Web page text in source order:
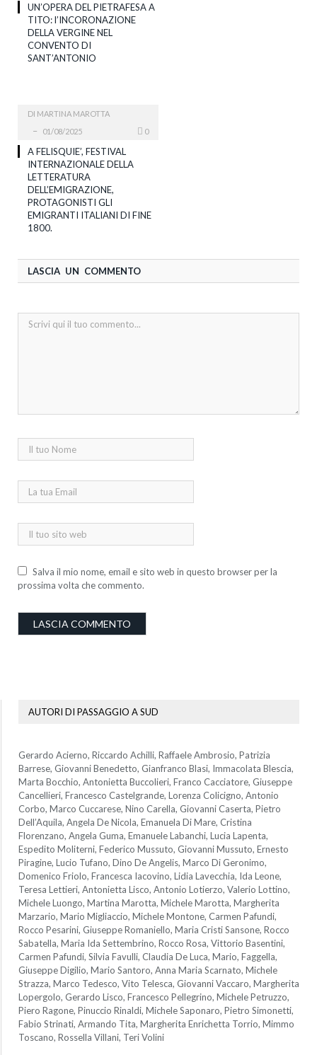
UN’OPERA DEL PIETRAFESA A
TITO: l’INCORONAZIONE
DELLA VERGINE NEL
CONVENTO DI
SANT’ANTONIO
DI MARTINA MAROTTA
01/08/2025
0
A FELISQUIE’, FESTIVAL
INTERNAZIONALE DELLA
LETTERATURA
DELL’EMIGRAZIONE,
PROTAGONISTI GLI
EMIGRANTI ITALIANI DI FINE
1800.
LASCIA UN COMMENTO
Salva il mio nome, email e sito web in questo browser per la
prossima volta che commento.
AUTORI DI PASSAGGIO A SUD
Gerardo Acierno, Riccardo Achilli, Raffaele Ambrosio, Patrizia
Barrese, Giovanni Benedetto, Gianfranco Blasi, Immacolata Blescia,
Marta Bocchio, Antonietta Buccolieri, Franco Cacciatore, Giuseppe
Cancellieri, Francesco Castelgrande, Lorenza Colicigno, Antonio
Corbo, Marco Cuccarese, Nino Carella, Giovanni Caserta, Pietro
Dell’Aquila, Angela De Nicola, Emanuela Di Mare, Cristina
Florenzano, Angela Guma, Emanuele Labanchi, Lucia Lapenta,
Espedito Moliterni, Federico Mussuto, Giovanni Mussuto, Ernesto
Piragine, Lucio Tufano, Dino De Angelis, Marco Di Geronimo,
Domenico Friolo, Francesca Iacovino, Lidia Lavecchia, Ida Leone,
Teresa Lettieri, Antonietta Lisco, Antonio Lotierzo, Valerio Lottino,
Michele Luongo, Martina Marotta, Michele Marotta, Margherita
Marzario, Mario Migliaccio, Michele Montone, Carmen Pafundi,
Rocco Pesarini, Giuseppe Romaniello, Maria Cristi Sansone, Rocco
Sabatella, Maria Ida Settembrino, Rocco Rosa, Vittorio Basentini,
Carmen Pafundi, Silvia Favulli, Claudia De Luca, Mario, Faggella,
Giuseppe Digilio, Mario Santoro, Anna Maria Scarnato, Michele
Strazza, Marco Tedesco, Vito Telesca, Giovanni Vaccaro, Margherita
Lopergolo, Gerardo Lisco, Francesco Pellegrino, Michele Petruzzo,
Piero Ragone, Pinuccio Rinaldi, Michele Saponaro, Pietro Simonetti,
Fabio Strinati, Armando Tita, Margherita Enrichetta Torrio, Mimmo
Toscano, Rossella Villani, Teri Volini